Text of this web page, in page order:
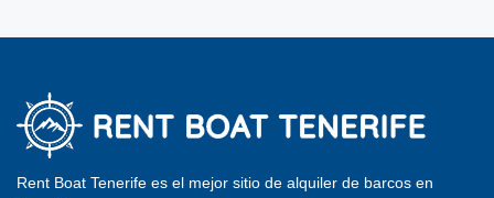
Rent Boat Tenerife es el mejor sitio de alquiler de barcos en